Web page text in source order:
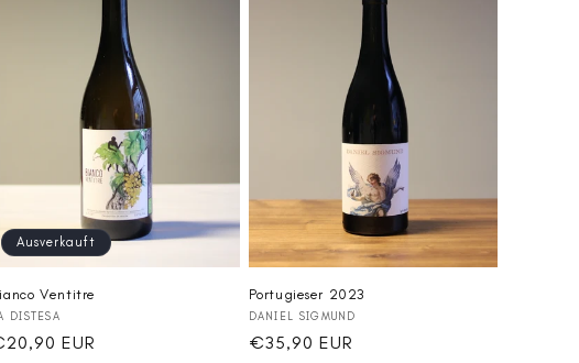
Ausverkauft
Ventitre
DISTESA
EUR
Portugieser 2023
Anbieter:
DANIEL SIGMUND
Normaler
€35,90 EUR